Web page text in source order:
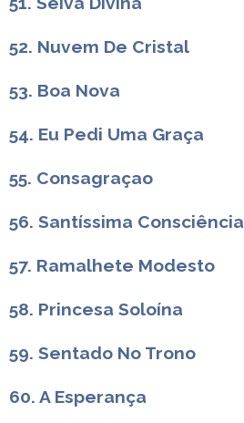
52. Nuvem De Cristal
53. Boa Nova
54. Eu Pedi Uma Graça
55. Consagraçao
56. Santíssima Consciência
57. Ramalhete Modesto
58. Princesa Soloína
59. Sentado No Trono
60. A Esperança